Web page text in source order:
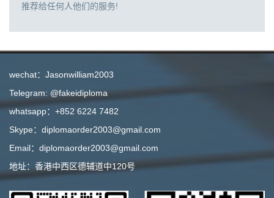
推荐给任何人他们的服务!
wechat：Jasonwilliam2003
Telegram: @fakeidiploma
whatsapp：+852 6224 7482
Skype：diplomaorder2003@gmail.com
Email：diplomaorder2003@gmail.com
地址：香港中西区德辅道中120号